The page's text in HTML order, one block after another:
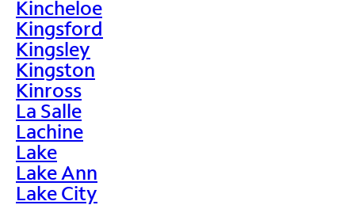
Kincheloe
Kingsford
Kingsley
Kingston
Kinross
La Salle
Lachine
Lake
Lake Ann
Lake City